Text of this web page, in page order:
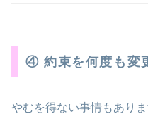
④ 約束を何度も変
やむを得ない事情もありま